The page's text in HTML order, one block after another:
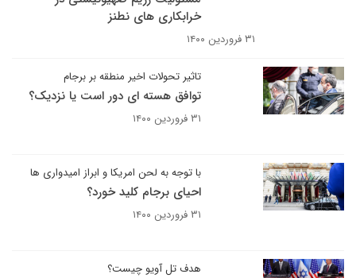
خرابکاری های نطنز
۳۱ فروردین ۱۴۰۰
تاثیر تحولات اخیر منطقه بر برجام
توافق هسته اى دور است یا نزدیک؟
۳۱ فروردین ۱۴۰۰
با توجه به لحن امریکا و ابراز امیدواری ها
احیای برجام کلید خورد؟
۳۱ فروردین ۱۴۰۰
هدف تل آویو چیست؟